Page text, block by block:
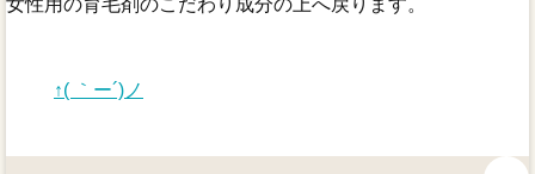
女性用の育毛剤のこだわり成分の上へ戻ります。
↑( ｀ー´)ノ